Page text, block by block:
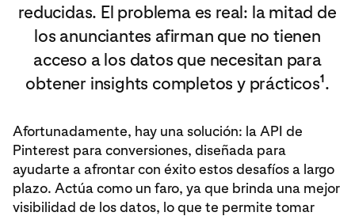
reducidas. El problema es real: la mitad de
los anunciantes afirman que no tienen
acceso a los datos que necesitan para
obtener insights completos y prácticos1 .
Afortunadamente, hay una solución: la API de
Pinterest para conversiones, diseñada para
ayudarte a afrontar con éxito estos desafíos a largo
plazo. Actúa como un faro, ya que brinda una mejor
visibilidad de los datos, lo que te permite tomar